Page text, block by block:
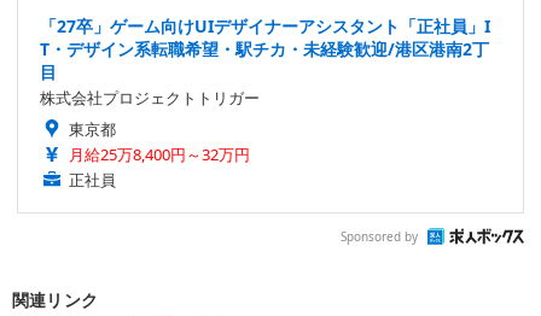
「27卒」ゲーム向けUIデザイナーアシスタント「正社員」I
T・デザイン系転職希望・駅チカ・未経験歓迎/港区港南2丁
目
株式会社プロジェクトトリガー
東京都
月給25万8,400円～32万円
正社員
Sponsored by
関連リンク